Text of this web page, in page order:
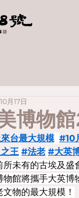
博物
月17日
台最大規模 #10
王 #法老 #大英
所未有的古埃及盛
物館將攜手大英
文物的最大規模！